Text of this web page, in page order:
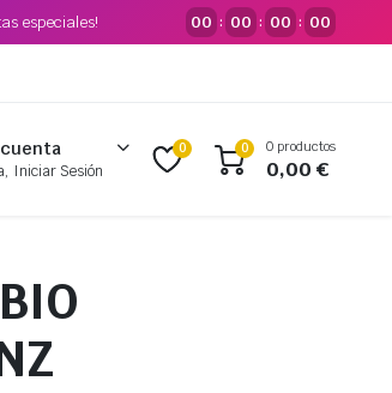
especiales! 00 : 00 : 00 : 00
Iniciar Sesión
0 0 0 productos
0,00€